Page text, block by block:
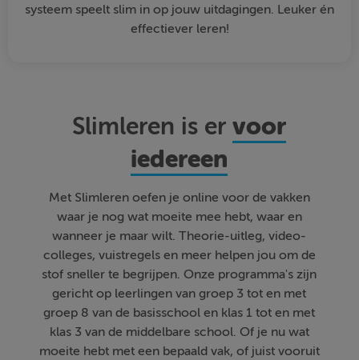
systeem speelt slim in op jouw uitdagingen. Leuker én
effectiever leren!
Slimleren is ervoor
iedereen
Met Slimleren oefen je online voor de vakken
waar je nog wat moeite mee hebt, waar en
wanneer je maar wilt. Theorie-uitleg, video-
colleges, vuistregels en meer helpen jou om de
stof sneller te begrijpen. Onze programma's zijn
gericht op leerlingen van groep 3 tot en met
groep 8 van de basisschool en klas 1 tot en met
klas 3 van de middelbare school. Of je nu wat
moeite hebt met een bepaald vak, of juist vooruit